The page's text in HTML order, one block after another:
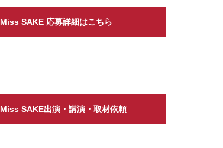
Miss SAKE 応募詳細はこちら
Miss SAKE出演・講演・取材依頼